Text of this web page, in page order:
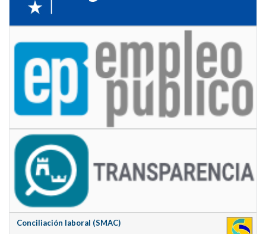
Conciliación laboral (SMAC)